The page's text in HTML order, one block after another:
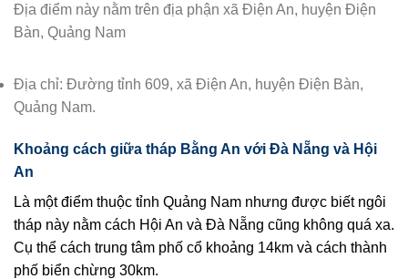
Địa điểm này nằm trên địa phận xã Điện An, huyện Điện
Bàn, Quảng Nam
Địa chỉ: Đường tỉnh 609, xã Điện An, huyện Điện Bàn,
Quảng Nam.
Khoảng cách giữa tháp Bằng An với Đà Nẵng và Hội
An
Là một điểm thuộc tỉnh Quảng Nam nhưng được biết ngôi
tháp này nằm cách Hội An và Đà Nẵng cũng không quá xa.
Cụ thể cách trung tâm phố cổ khoảng 14km và cách thành
phố biển chừng 30km.